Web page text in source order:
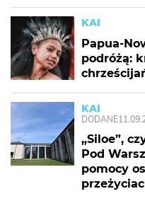
KAI
Papua-
podróżą:
KAI
DODANE
„Siloe”,
Pod
pomocy